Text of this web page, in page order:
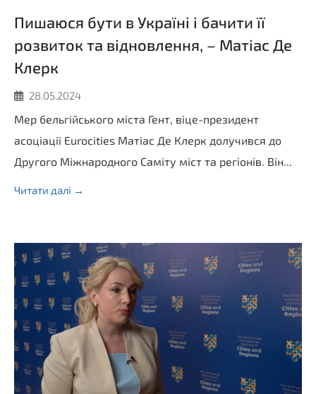
Пишаюся бути в Україні і бачити її
розвиток та відновлення, – Матіас Де
Клерк
28.05.2024
Мер бельгійського міста Гент, віце-президент
асоціації Eurocities Матіас Де Клерк долучився до
Другого Міжнародного Саміту міст та регіонів. Він...
Читати далі →